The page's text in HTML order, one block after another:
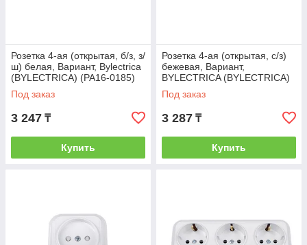
Розетка 4-ая (открытая, б/з, з/
ш) белая, Вариант, Bylectrica
(BYLECTRICA) (РА16-0185)
Под заказ
3 247 ₸
Купить
Розетка 4-ая (открытая, с/з)
бежевая, Вариант,
BYLECTRICA (BYLECTRICA)
(РА16-0182 бежевый)
Под заказ
3 287 ₸
Купить